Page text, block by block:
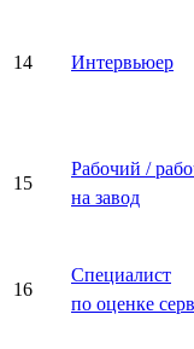
14 Интервьюер
15
Рабочий /
на завод
16
Специалист
по оценке